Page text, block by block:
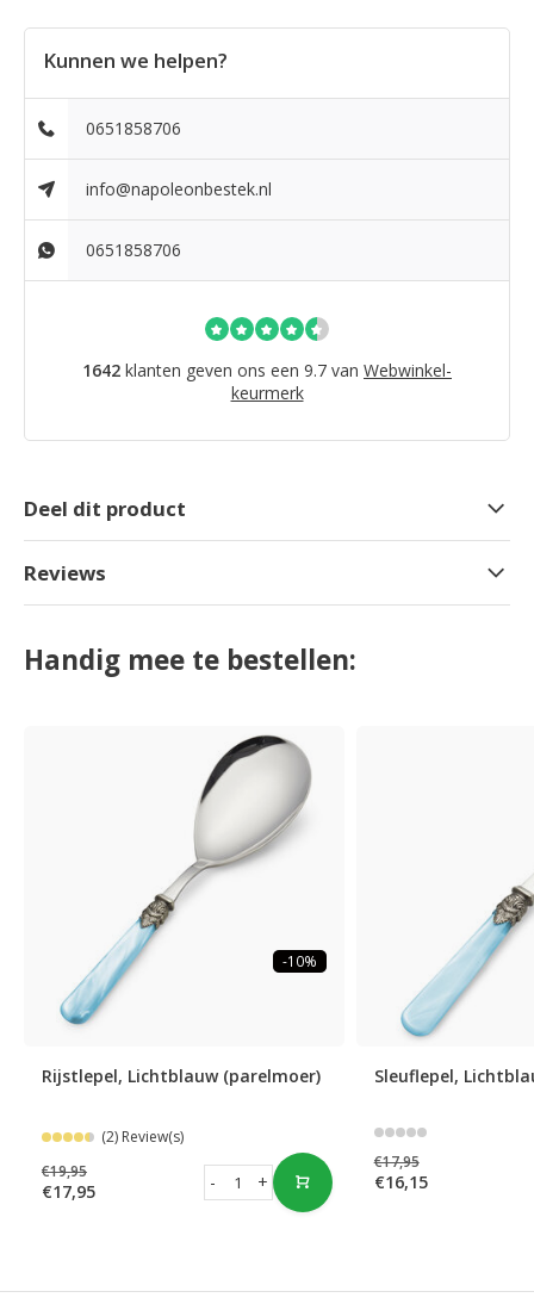
Kunnen we helpen?
0651858706
info@napoleonbestek.nl
0651858706
1642 klanten geven ons een 9.7 van Webwinkel-
keurmerk
Deel dit product
Reviews
Handig mee te bestellen:
-10%
Rijstlepel, Lichtblauw (parelmoer)
(2) Review(s)
€19,95
€17,95 +
-
Sleuflepel,
€17,95
€16,15